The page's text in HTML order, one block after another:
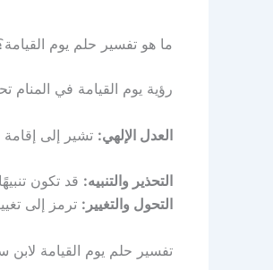
ما هو تفسير حلم يوم
رؤية يوم القيامة في المنام
العدل الإلهي: تشير إلى
التحذير والتنبيه: قد تكون
التحول والتغيير: ترمز إلى
تفسير حلم يوم القيامة لابن